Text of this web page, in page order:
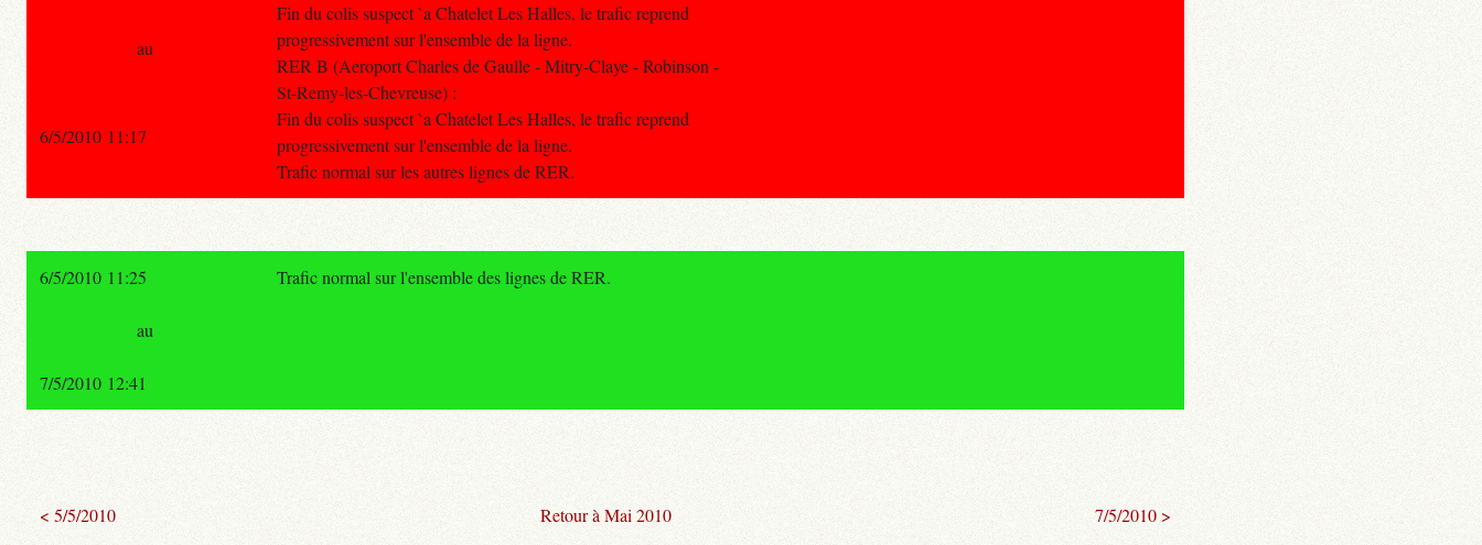
Fin du colis suspect `a Chatelet Les Halles, le trafic reprend
progressivement sur l'ensemble de la ligne.
RER B (Aeroport Charles de Gaulle - Mitry-Claye - Robinson -
St-Remy-les-Chevreuse) :
Fin du colis suspect `a Chatelet Les Halles, le trafic reprend
progressivement sur l'ensemble de la ligne.
Trafic normal sur les autres lignes de RER.
au
6/5/2010 11:17
6/5/2010 11:25 Trafic normal sur l'ensemble des lignes de RER.
au
7/5/2010 12:41
< 5/5/2010 Retour à Mai 2010 7/5/2010 >